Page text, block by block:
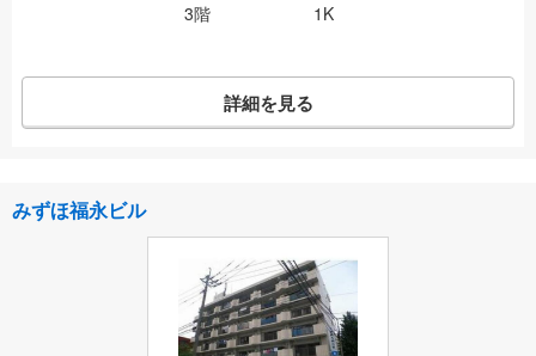
3階 1K
詳細を見る
みずほ福永ビル